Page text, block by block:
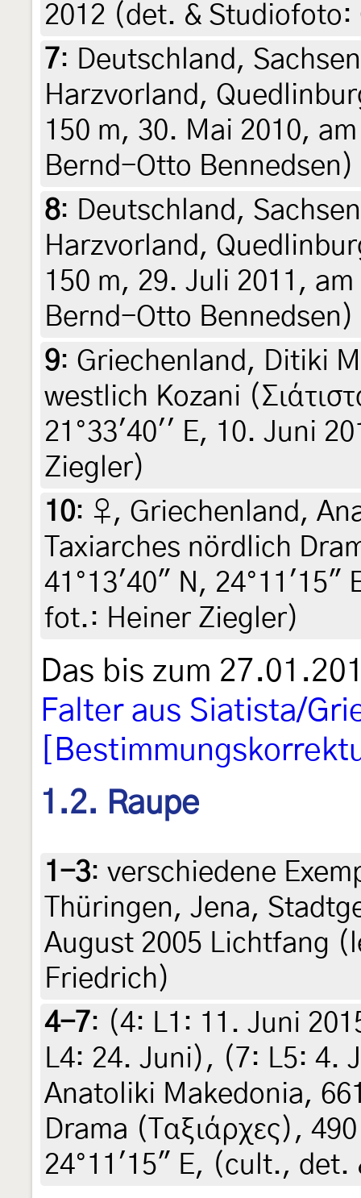
2012 (det. & Studiofoto:
7: Deutschland,
Harzvorland,
150 m, 30. Mai 2010,
Bernd-Otto Bennedsen)
8: Deutschland,
Harzvorland,
150 m, 29. Juli 2011,
Bernd-Otto Bennedsen)
9: Griechenland, Ditiki
westlich Kozani
21°33'40'' E, 10. Juni
Ziegler)
10: ♀, Griechenland,
Taxiarches nördlich
41°13'40" N, 24°11'15"
fot.: Heiner Ziegler)
Das bis zum
Falter aus Siatista/
1.2. Raupe
1-3: verschiedene
Thüringen, Jena,
August 2005 Lichtfang
Friedrich)
4-7: (4: L1: 11. Juni
L4: 24. Juni ), (7: L5: 4.
Anatoliki Makedonia,
Drama (Ταξιάρχες),
24°11'15" E, (cult.,